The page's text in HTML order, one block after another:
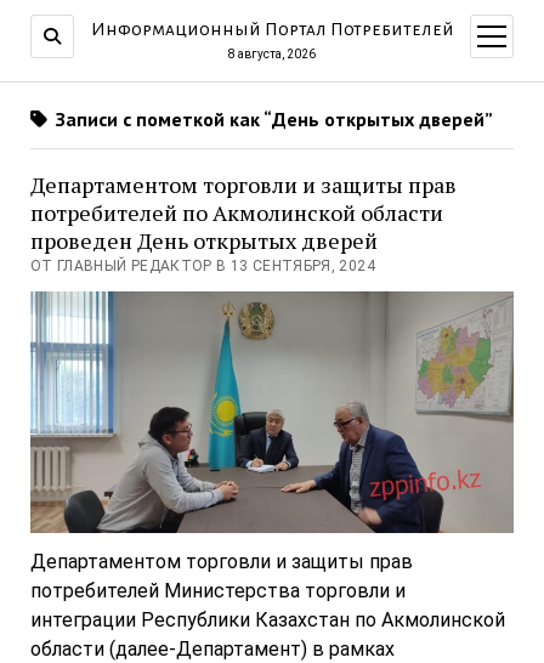
Информационный Портал Потребителей
8 августа, 2026
меню
Записи с пометкой как “День открытых дверей”
Департаментом торговли и защиты прав
потребителей по Акмолинской области
проведен День открытых дверей
ОТ ГЛАВНЫЙ РЕДАКТОР В 13 СЕНТЯБРЯ, 2024
Департаментом торговли и защиты прав
потребителей Министерства торговли и
интеграции Республики Казахстан по Акмолинской
области (далее-Департамент) в рамках